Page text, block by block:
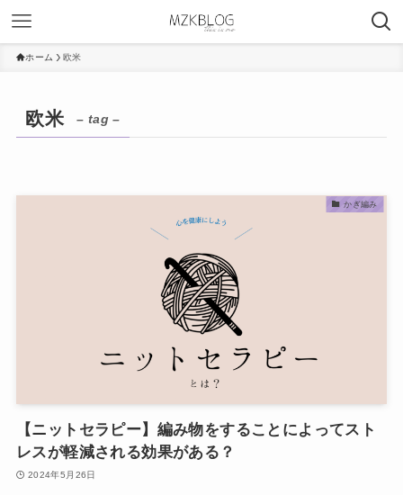
ホーム 欧米
欧米 – tag –
かぎ編み
【ニットセラピー】編み物をすることによってスト
レスが軽減される効果がある？
2024年5月26日